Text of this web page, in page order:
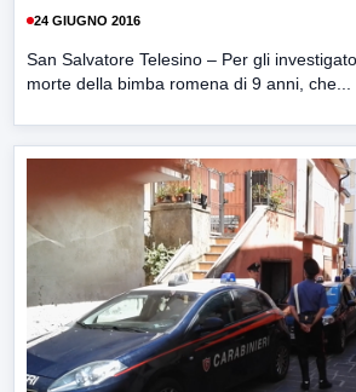
24 GIUGNO 2016
San Salvatore Telesino – Per gli
morte della bimba romena di 9 anni, che...